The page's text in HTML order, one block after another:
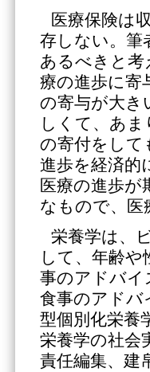
医療保険は
存しない。筆
あるべきと考
療の進歩に寄
の寄与が大き
しくて、あ
の寄付をして
進歩を経済的
医療の進歩
なもので、医
栄養学は、
して、年齢
事のアドバイ
食事のアドバ
型個別化栄養
栄養学の社会
責任編集、建